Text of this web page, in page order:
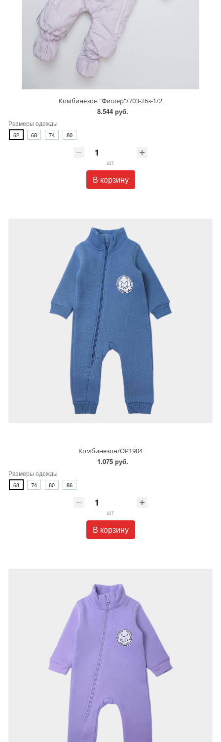
Комбинезон "Фишер"/703-26з-1/2
8.544 руб.
Размеры одежды
62 68 74 80
шт
В корзину
Комбинезон/OP1904
1.075 руб.
Размеры одежды
68 74 80 86
шт
В корзину